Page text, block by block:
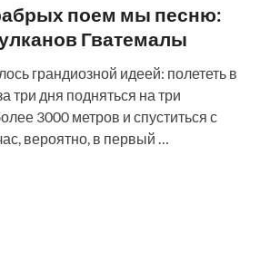
поем мы песню:
Гватемалы
грандиозной идеей: полететь в
три дня подняться на три
3000 метров и спуститься с
вероятно, в первый …